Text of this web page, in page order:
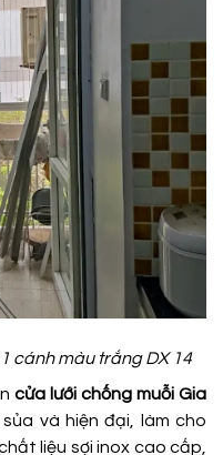
cánh màu trắng DX 14
cửa lưới chống muỗi Gia
và hiện đại, làm cho
liệu sợi inox cao cấp,